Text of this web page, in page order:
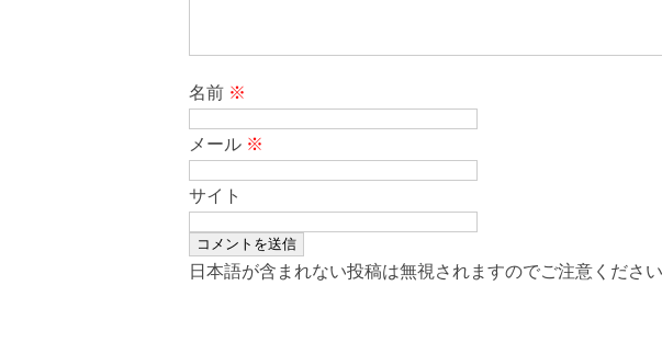
名前 ※
メール ※
サイト
日本語が含まれない投稿は無視されますのでご注意くださ